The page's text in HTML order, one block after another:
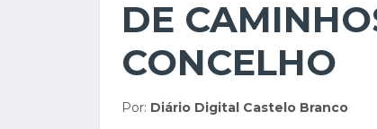
DE
CONCELHO
Por: Diário Digital Castelo Branco